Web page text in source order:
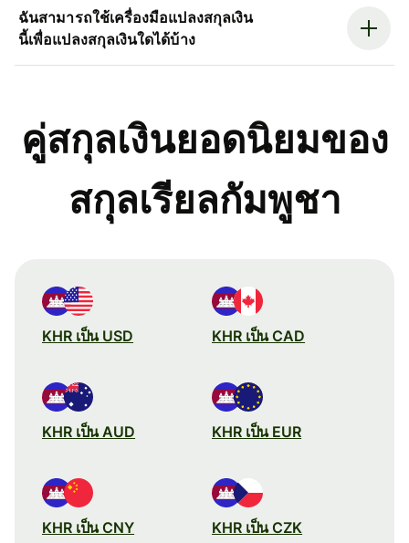
ฉันสามารถใช้เครื่องมือแปลงสกุลเงิน
นี้เพื่อแปลงสกุลเงินใดได้บ้าง
คู่สกุลเงินยอดนิยมของ
สกุลเรียลกัมพูชา
KHR เป็น USD KHR เป็น CAD
KHR เป็น AUD KHR เป็น EUR
KHR เป็น CNY KHR เป็น CZK